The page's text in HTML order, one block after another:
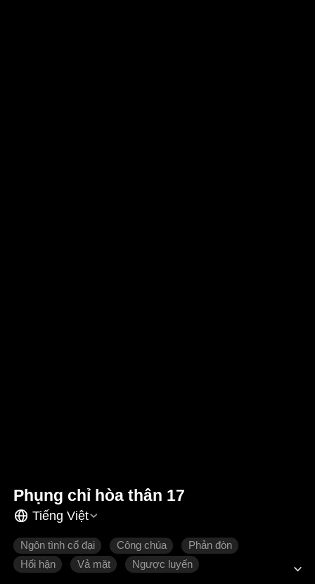
Phụng chỉ hòa thân 17
Tiếng Việt
Ngôn tình cổ đại Công chúa
Phản đòn
Hối hận
Vả mặt Ngược luyến